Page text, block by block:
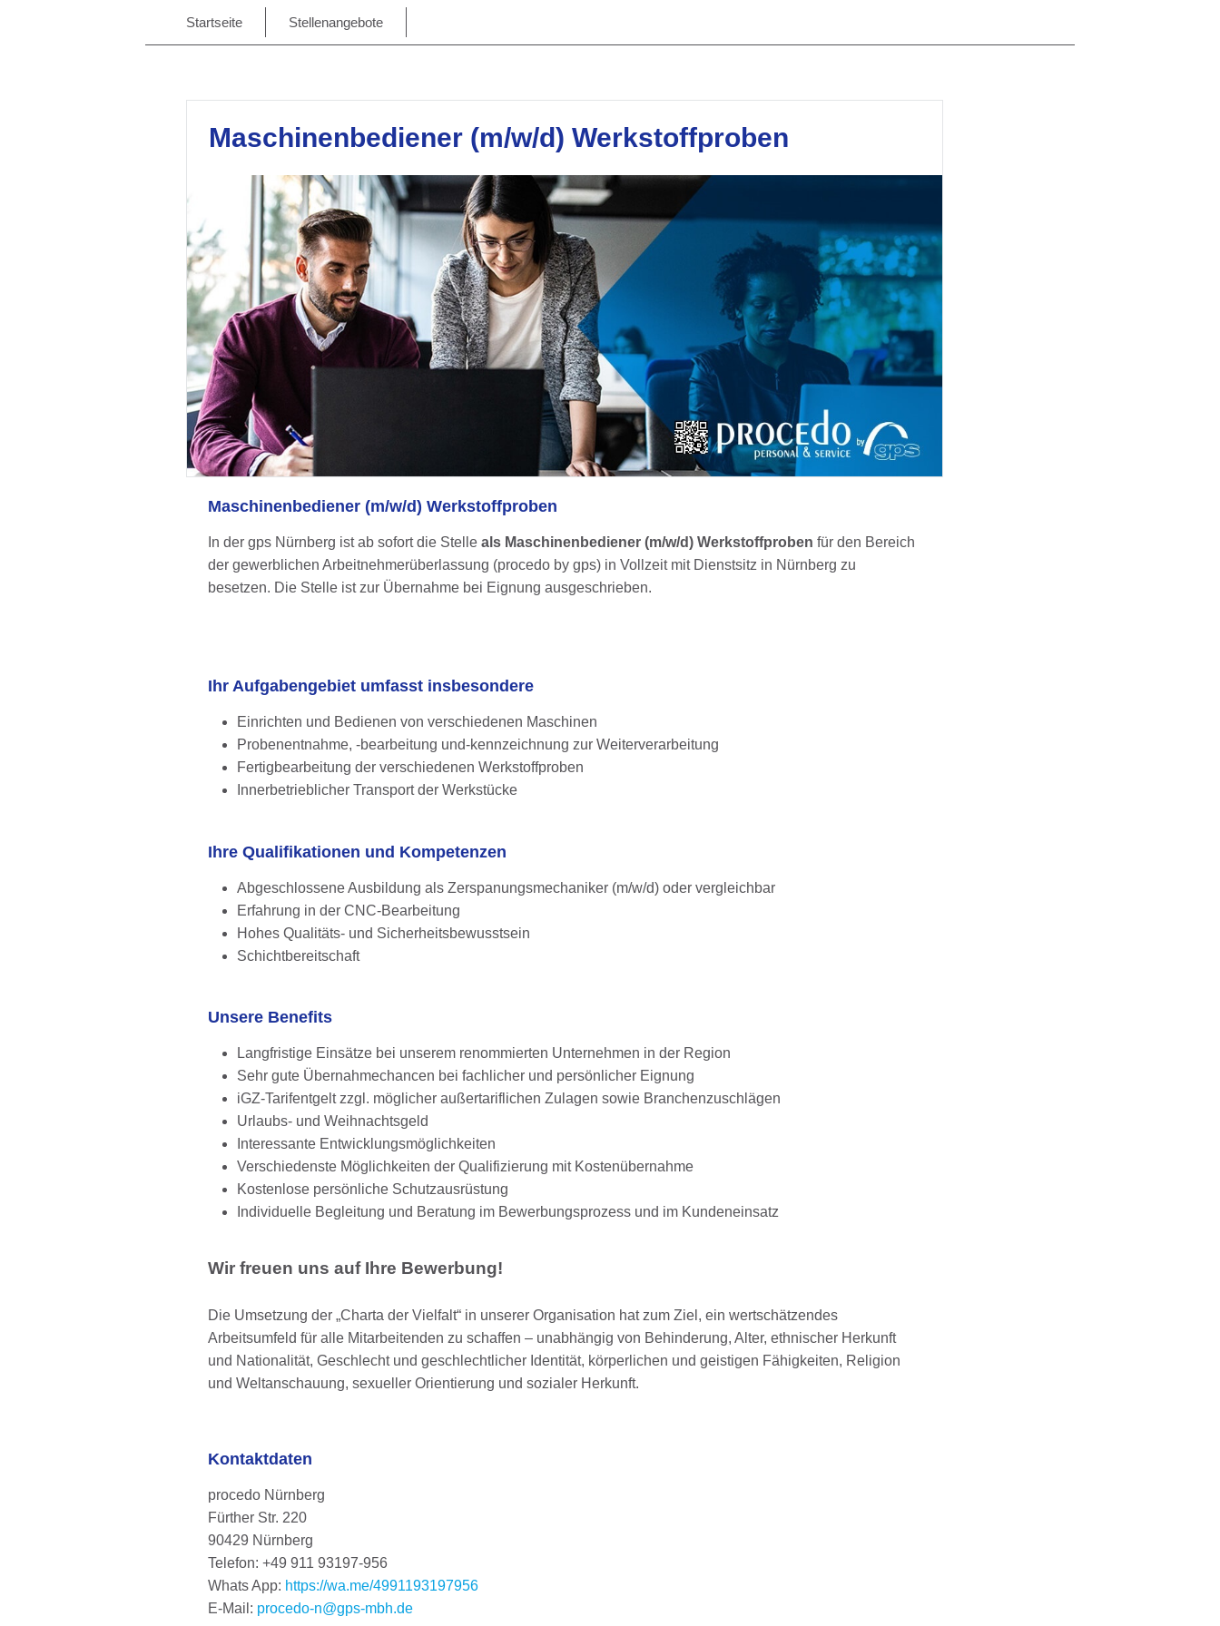
Startseite Stellenangebote
Maschinenbediener (m/w/d) Werkstoffproben
Maschinenbediener (m/w/d) Werkstoffproben
In der gps Nürnberg ist ab sofort die Stelle als Maschinenbediener (m/w/d) Werkstoffproben für den Bereich
der gewerblichen Arbeitnehmerüberlassung (procedo by gps) in Vollzeit mit Dienstsitz in Nürnberg zu
besetzen. Die Stelle ist zur Übernahme bei Eignung ausgeschrieben.
Ihr Aufgabengebiet umfasst insbesondere
Einrichten und Bedienen von verschiedenen Maschinen
Probenentnahme, -bearbeitung und-kennzeichnung zur Weiterverarbeitung
Fertigbearbeitung der verschiedenen Werkstoffproben
Innerbetrieblicher Transport der Werkstücke
Ihre Qualifikationen und Kompetenzen
Abgeschlossene Ausbildung als Zerspanungsmechaniker (m/w/d) oder vergleichbar
Erfahrung in der CNC-Bearbeitung
Hohes Qualitäts- und Sicherheitsbewusstsein
Schichtbereitschaft
Unsere Benefits
Langfristige Einsätze bei unserem renommierten Unternehmen in der Region
Sehr gute Übernahmechancen bei fachlicher und persönlicher Eignung
iGZ-Tarifentgelt zzgl. möglicher außertariflichen Zulagen sowie Branchenzuschlägen
Urlaubs- und Weihnachtsgeld
Interessante Entwicklungsmöglichkeiten
Verschiedenste Möglichkeiten der Qualifizierung mit Kostenübernahme
Kostenlose persönliche Schutzausrüstung
Individuelle Begleitung und Beratung im Bewerbungsprozess und im Kundeneinsatz
Wir freuen uns auf Ihre Bewerbung!
Die Umsetzung der „Charta der Vielfalt“ in unserer Organisation hat zum Ziel, ein wertschätzendes
Arbeitsumfeld für alle Mitarbeitenden zu schaffen – unabhängig von Behinderung, Alter, ethnischer Herkunft
und Nationalität, Geschlecht und geschlechtlicher Identität, körperlichen und geistigen Fähigkeiten, Religion
und Weltanschauung, sexueller Orientierung und sozialer Herkunft.
Kontaktdaten
procedo Nürnberg
Fürther Str. 220
90429 Nürnberg
Telefon: +49 911 93197-956
Whats App: https://wa.me/4991193197956
E-Mail: procedo-n@gps-mbh.de